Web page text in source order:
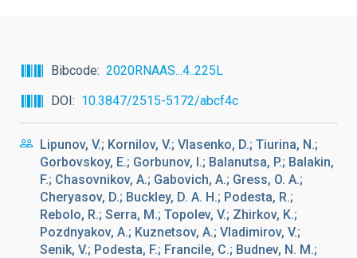
Bibcode
2020RNAAS...4..225L
DOI
10.3847/2515-5172/abcf4c
Lipunov, V.; Kornilov, V.; Vlasenko, D.; Tiurina, N.;
Gorbovskoy, E.; Gorbunov, I.; Balanutsa, P.; Balakin,
F.; Chasovnikov, A.; Gabovich, A.; Gress, O. A.;
Cheryasov, D.; Buckley, D. A. H.; Podesta, R.;
Rebolo, R.; Serra, M.; Topolev, V.; Zhirkov, K.;
Pozdnyakov, A.; Kuznetsov, A.; Vladimirov, V.;
Senik, V.; Podesta, F.; Francile, C.; Budnev, N. M.;